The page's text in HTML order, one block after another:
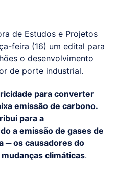
de Estudos e Projetos
feira (16) um edital para
o desenvolvimento
de porte industrial.
para converter
emissão de carbono.
para a
a emissão de gases de
─ os causadores do
climáticas.